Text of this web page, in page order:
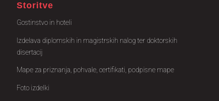
Storitve
Gostinstvo in hoteli
Izdelava diplomskih in magistrskih nalog ter doktorskih
disertacij
Mape za priznanja, pohvale, certifikati, podpisne mape
Foto izdelki